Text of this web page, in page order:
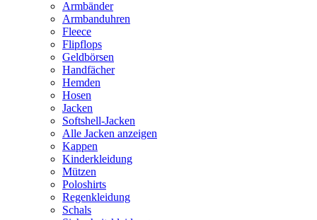
Armbänder
Armbanduhren
Fleece
Flipflops
Geldbörsen
Handfächer
Hemden
Hosen
Jacken
Softshell-Jacken
Alle Jacken anzeigen
Kappen
Kinderkleidung
Mützen
Poloshirts
Regenkleidung
Schals